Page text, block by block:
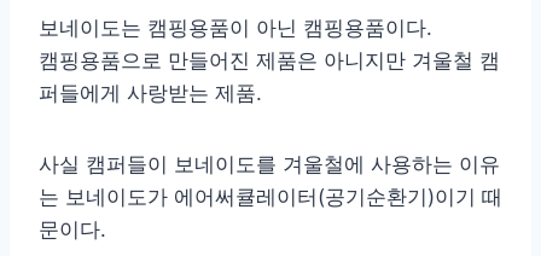
보네이도는 캠핑용품이 아닌 캠핑용품이다.
캠핑용품으로 만들어진 제품은 아니지만 겨울철 캠
퍼들에게 사랑받는 제품.
사실 캠퍼들이 보네이도를 겨울철에 사용하는 이유
는 보네이도가 에어써큘레이터(공기순환기)이기 때
문이다.